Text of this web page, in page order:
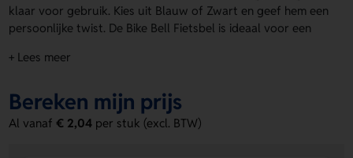
klaar voor gebruik. Kies uit Blauw of Zwart en geef hem een
persoonlijke twist. De Bike Bell Fietsbel is ideaal voor een
Zo maak je van een praktische bel ook meteen een
Voordelen van de Bike Bell Fietsbel
+ Lees meer
Bereken mijn prijs
Al vanaf€ 2,04 per stuk (excl. BTW)